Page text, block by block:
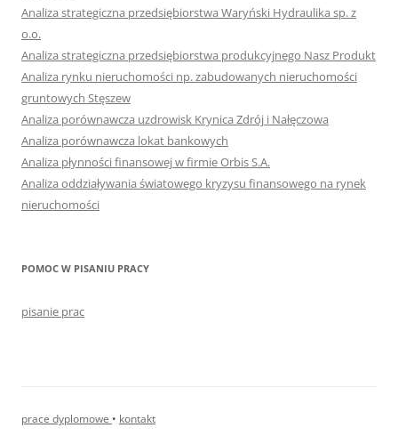
Analiza strategiczna przedsiębiorstwa Waryński Hydraulika sp. z
o.o.
Analiza strategiczna przedsiębiorstwa produkcyjnego Nasz Produkt
Analiza rynku nieruchomości np. zabudowanych nieruchomości
gruntowych Stęszew
Analiza porównawcza uzdrowisk Krynica Zdrój i Nałęczowa
Analiza porównawcza lokat bankowych
Analiza płynności finansowej w firmie Orbis S.A.
Analiza oddziaływania światowego kryzysu finansowego na rynek
nieruchomości
POMOC W PISANIU PRACY
pisanie prac
prace dyplomowe • kontakt